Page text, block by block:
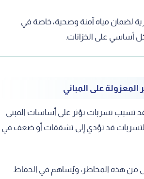
لضمان مياه آمنة وصحية، خاصة في
أساسي على الخزانات.
قد تسبب تسربات تؤثر على أساسات المبنى
قد تؤدي إلى تشققات أو ضعف في
من هذه المخاطر، ويُساهم في الحفاظ